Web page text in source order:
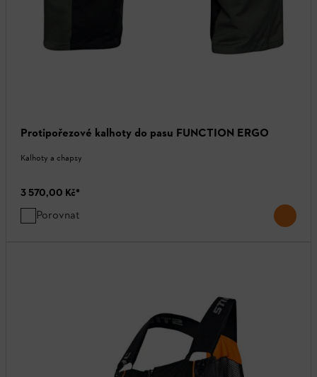
Protipořezové kalhoty do pasu FUNCTION ERGO
Kalhoty a chapsy
3 570,00 Kč*
Porovnat